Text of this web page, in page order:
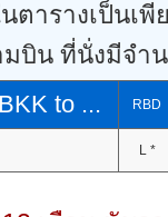
ตารางเป็นเ
บิน ที่นั่งมีจำ
to ...
RBD
L *